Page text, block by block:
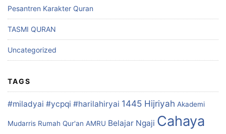
Pesantren Karakter Quran
TASMI QURAN
Uncategorized
TAGS
#miladyai #ycpqi #harilahiryai 1445 Hijriyah Akademi
Mudarris Rumah Qur'an AMRU Belajar Ngaji Cahaya